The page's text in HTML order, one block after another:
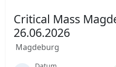
Critical Mass
26.06.2026
Magdeburg